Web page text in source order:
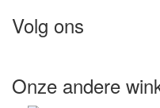
Volg ons
Onze andere